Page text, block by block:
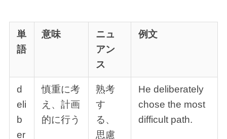
単
語
意味
ニュ
アン
ス
例文
d
eli
b
er
慎重に考
え、計画
的に行う
熟考
す
る、
思慮
He deliberately
chose the most
difficult path.